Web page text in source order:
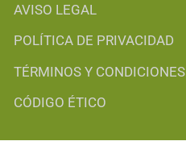
AVISO LEGAL
POLÍTICA DE PRIVACIDAD
TÉRMINOS Y CONDICIONES
CÓDIGO ÉTICO